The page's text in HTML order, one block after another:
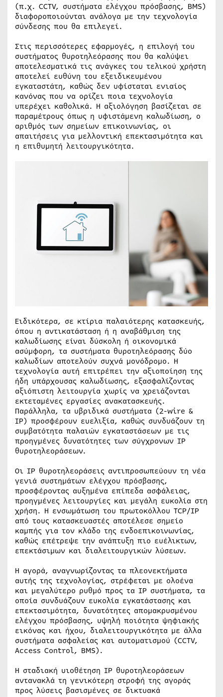
(π.χ. CCTV, συστήματα ελέγχου πρόσβασης, BMS)
διαφοροποιούνται ανάλογα με την τεχνολογία
σύνδεσης που θα επιλεγεί.
Στις περισσότερες εφαρμογές, η επιλογή του
συστήματος θυροτηλεόρασης που θα καλύψει
αποτελεσματικά τις ανάγκες του τελικού χρήστη
αποτελεί ευθύνη του εξειδικευμένου
εγκαταστάτη, καθώς δεν υφίσταται ενιαίος
κανόνας που να ορίζει ποια τεχνολογία
υπερέχει καθολικά. Η αξιολόγηση βασίζεται σε
παραμέτρους όπως η υφιστάμενη καλωδίωση, ο
αριθμός των σημείων επικοινωνίας, οι
απαιτήσεις για μελλοντική επεκτασιμότητα και
η επιθυμητή λειτουργικότητα.
Ειδικότερα, σε κτίρια παλαιότερης κατασκευής,
όπου η αντικατάσταση ή η αναβάθμιση της
καλωδίωσης είναι δύσκολη ή οικονομικά
ασύμφορη, τα συστήματα θυροτηλεόρασης δύο
καλωδίων αποτελούν συχνά μονόδρομο. Η
τεχνολογία αυτή επιτρέπει την αξιοποίηση της
ήδη υπάρχουσας καλωδίωσης, εξασφαλίζοντας
αξιόπιστη λειτουργία χωρίς να χρειάζονται
εκτεταμένες εργασίες ανακατασκευής.
Παράλληλα, τα υβριδικά συστήματα (2-wire &
IP) προσφέρουν ευελιξία, καθώς συνδυάζουν τη
συμβατότητα παλαιών εγκαταστάσεων με τις
προηγμένες δυνατότητες των σύγχρονων IP
θυροτηλεοράσεων.
Οι IP θυροτηλεοράσεις αντιπροσωπεύουν τη νέα
γενιά συστημάτων ελέγχου πρόσβασης,
προσφέροντας αυξημένα επίπεδα ασφάλειας,
προηγμένες λειτουργίες και μεγάλη ευκολία στη
χρήση. Η ενσωμάτωση του πρωτοκόλλου TCP/IP
από τους κατασκευαστές αποτέλεσε σημείο
καμπής για τον κλάδο της ενδοεπικοινωνίας,
καθώς επέτρεψε την ανάπτυξη πιο ευέλικτων,
επεκτάσιμων και διαλειτουργικών λύσεων.
Η αγορά, αναγνωρίζοντας τα πλεονεκτήματα
αυτής της τεχνολογίας, στρέφεται με ολοένα
και μεγαλύτερο ρυθμό προς τα IP συστήματα, τα
οποία συνδυάζουν ευκολία εγκατάστασης και
επεκτασιμότητα, δυνατότητες απομακρυσμένου
ελέγχου πρόσβασης, υψηλή ποιότητα ψηφιακής
εικόνας και ήχου, διαλειτουργικότητα με άλλα
συστήματα ασφαλείας και αυτοματισμού (CCTV,
Access Control, BMS).
Η σταδιακή υιοθέτηση IP θυροτηλεοράσεων
αντανακλά τη γενικότερη στροφή της αγοράς
προς λύσεις βασισμένες σε δικτυακά